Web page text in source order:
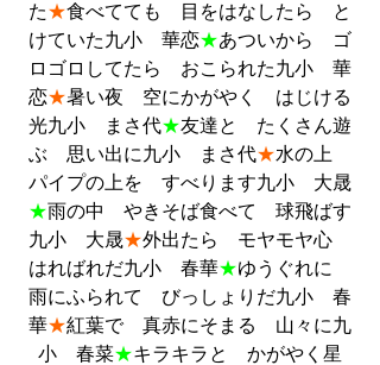
た★食べてても　目をはなしたら　と
けていた九小　華恋★あついから　ゴ
ロゴロしてたら　おこられた九小　華
恋★暑い夜　空にかがやく　はじける
光九小　まさ代★友達と　たくさん遊
ぶ　思い出に九小　まさ代★水の上
パイプの上を　すべります九小　大晟
★雨の中　やきそば食べて　球飛ばす
九小　大晟★外出たら　モヤモヤ心
はればれだ九小　春華★ゆうぐれに
雨にふられて　びっしょりだ九小　春
華★紅葉で　真赤にそまる　山々に九
小　春菜★キラキラと　かがやく星